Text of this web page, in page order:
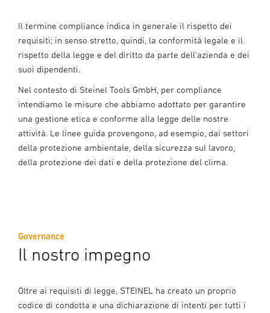
Il termine compliance indica in generale il rispetto dei
requisiti; in senso stretto, quindi, la conformità legale e il
rispetto della legge e del diritto da parte dell'azienda e dei
suoi dipendenti.
Nel contesto di Steinel Tools GmbH, per compliance
intendiamo le misure che abbiamo adottato per garantire
una gestione etica e conforme alla legge delle nostre
attività. Le linee guida provengono, ad esempio, dai settori
della protezione ambientale, della sicurezza sul lavoro,
della protezione dei dati e della protezione del clima.
Governance
Il nostro impegno
Oltre ai requisiti di legge, STEINEL ha creato un proprio
codice di condotta e una dichiarazione di intenti per tutti i